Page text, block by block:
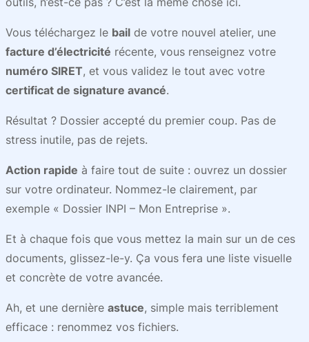
Vous téléchargez le bail de votre nouvel atelier, une
facture d’électricité récente, vous renseignez votre
numéro SIRET, et vous validez le tout avec votre
certificat de signature avancé.
Résultat ? Dossier accepté du premier coup. Pas de
stress inutile, pas de rejets.
Action rapide à faire tout de suite : ouvrez un dossier
sur votre ordinateur. Nommez-le clairement, par
exemple « Dossier INPI – Mon Entreprise ».
Et à chaque fois que vous mettez la main sur un de ces
documents, glissez-le-y. Ça vous fera une liste visuelle
et concrète de votre avancée.
Ah, et une dernière astuce, simple mais terriblement
efficace : renommez vos fichiers.